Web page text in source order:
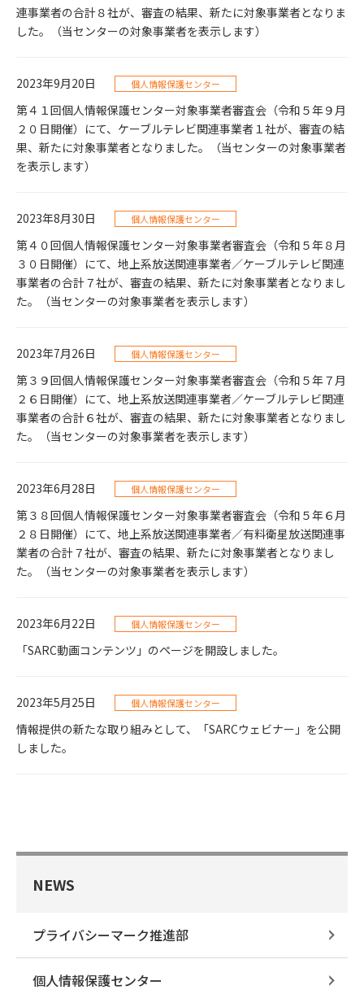
連事業者の合計８社が、審査の結果、新たに対象事業者となりま
した。（当センターの対象事業者を表示します）
2023年9月20日 個人情報保護センター
第４１回個人情報保護センター対象事業者審査会（令和５年９月
２０日開催）にて、ケーブルテレビ関連事業者１社が、審査の結
果、新たに対象事業者となりました。（当センターの対象事業者
を表示します）
2023年8月30日 個人情報保護センター
第４０回個人情報保護センター対象事業者審査会（令和５年８月
３０日開催）にて、地上系放送関連事業者／ケーブルテレビ関連
事業者の合計７社が、審査の結果、新たに対象事業者となりまし
た。（当センターの対象事業者を表示します）
2023年7月26日 個人情報保護センター
第３９回個人情報保護センター対象事業者審査会（令和５年７月
２６日開催）にて、地上系放送関連事業者／ケーブルテレビ関連
事業者の合計６社が、審査の結果、新たに対象事業者となりまし
た。（当センターの対象事業者を表示します）
2023年6月28日 個人情報保護センター
第３８回個人情報保護センター対象事業者審査会（令和５年６月
２８日開催）にて、地上系放送関連事業者／有料衛星放送関連事
業者の合計７社が、審査の結果、新たに対象事業者となりまし
た。（当センターの対象事業者を表示します）
2023年6月22日 個人情報保護センター
「SARC動画コンテンツ」のページを開設しました。
2023年5月25日 個人情報保護センター
情報提供の新たな取り組みとして、「SARCウェビナー」を公開
しました。
NEWS
プライバシーマーク推進部
個人情報保護センター